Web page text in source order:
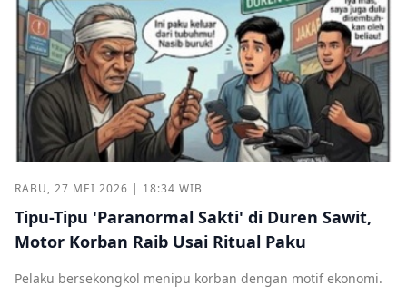
RABU, 27 MEI 2026 | 18:34 WIB
Tipu-Tipu 'Paranormal Sakti' di Duren Sawit,
Motor Korban Raib Usai Ritual Paku
Pelaku bersekongkol menipu korban dengan motif ekonomi.